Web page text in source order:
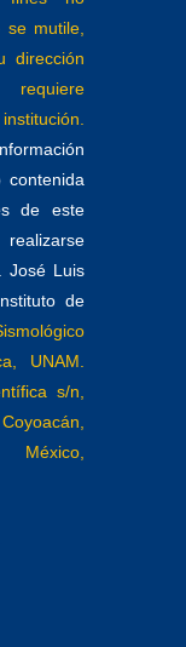
mutile,
dirección
requiere
contenida
de este
José Luis
de
UNAM.
s/n,